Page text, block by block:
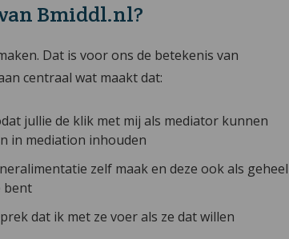
Bmiddl.nl?
Dat is voor ons de betekenis van
centraal wat maakt dat:
jullie de klik met mij als mediator kunnen
in mediation inhouden
zelf maak en deze ook als geheel
bent
dat ik met ze voer als ze dat willen